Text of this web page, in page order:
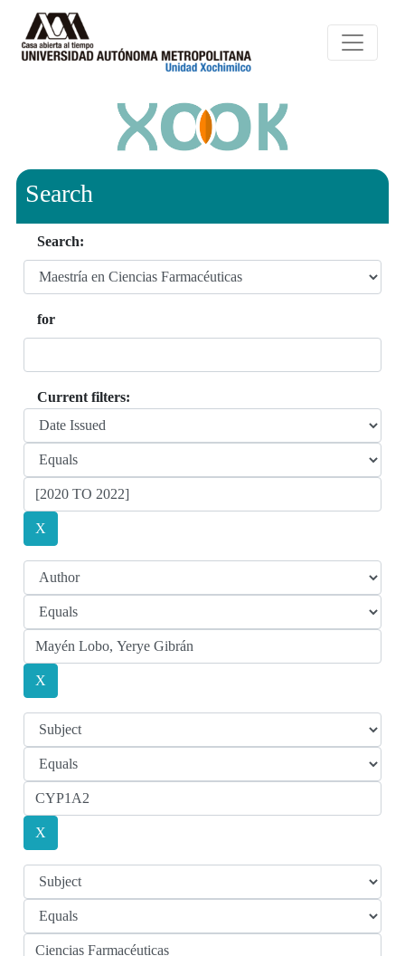
Search
Search:
for
Current filters: